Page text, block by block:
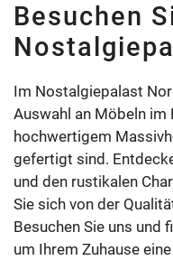
Besuchen
Im Nostalgiepalast
Auswahl an Möbeln im
hochwertigem
gefertigt sind.
und den rustikalen
Sie sich von der
Besuchen Sie uns und
um Ihrem Zuhause